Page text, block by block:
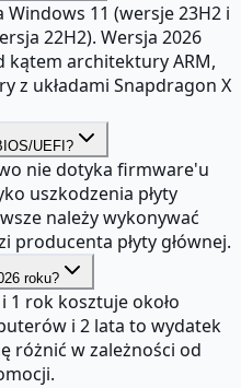
11 (wersje 23H2 i
22H2). Wersja 2026
kątem architektury ARM,
z układami Snapdragon X
UEFI?
nie dotyka firmware'u
uszkodzenia płyty
należy wykonywać
producenta płyty głównej.
roku?
1 rok kosztuje około
i 2 lata to wydatek
różnić w zależności od